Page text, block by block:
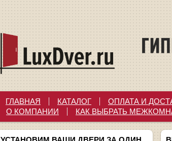
ГЛАВНАЯ КАТАЛОГ ОПЛАТА И
О КОМПАНИИ
КАК ВЫБРАТЬ